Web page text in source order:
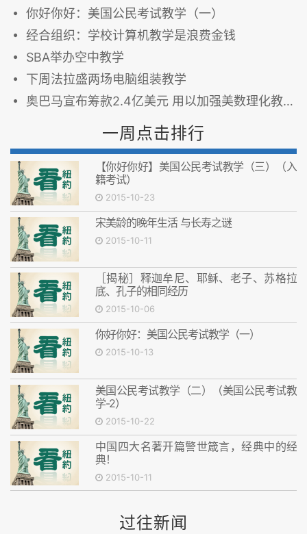
你好你好：美国公民考试教学（一）
经合组织：学校计算机教学是浪费金钱
SBA举办空中教学
下周法拉盛两场电脑组装教学
奥巴马宣布筹款2.4亿美元 用以加强美数理化教学
一周点击排行
【你好你好】美国公民考试教学（三）（入
籍考试）
2015-10-23
宋美龄的晚年生活 与长寿之谜
2015-10-11
［揭秘］释迦牟尼、耶稣、老子、苏格拉
底、孔子的相同经历
2015-10-06
你好你好：美国公民考试教学（一）
2015-10-13
美国公民考试教学（二）（美国公民考试教
学-2）
2015-10-22
中国四大名著开篇警世箴言，经典中的经
典！
2015-10-11
过往新闻